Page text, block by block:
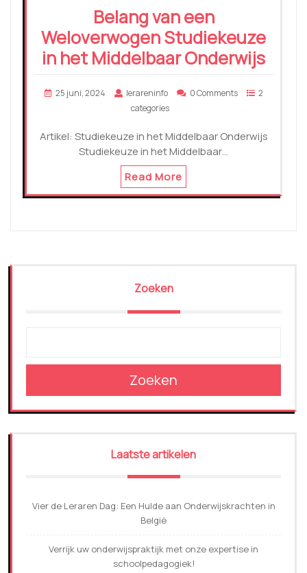
Belang van een
Weloverwogen Studiekeuze
in het Middelbaar Onderwijs
25 juni, 2024 lerareninfo 0 Comments
2
categories
Artikel: Studiekeuze in het Middelbaar Onderwijs
Studiekeuze in het Middelbaar…
Read More
Zoeken
Zoeken
Laatste artikelen
Vier de Leraren Dag: Een Hulde aan Onderwijskrachten in
België
Verrijk uw onderwijspraktijk met onze expertise in
schoolpedagogiek!